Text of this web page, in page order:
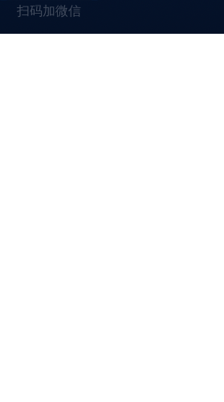
扫码加微信